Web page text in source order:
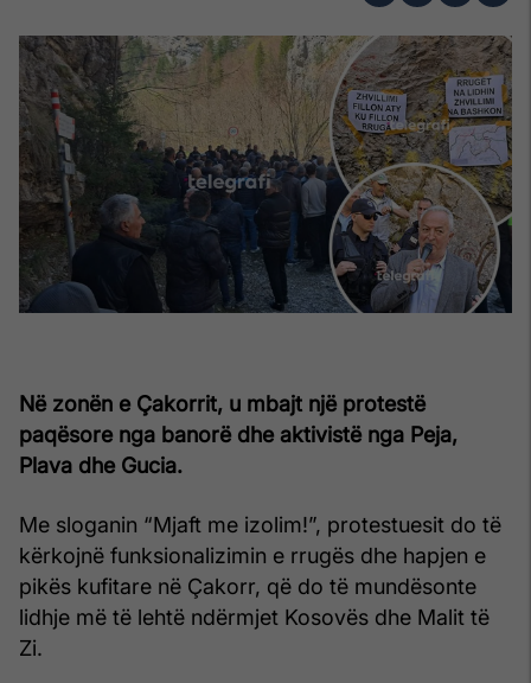
Në zonën e Çakorrit, u mbajt një protestë
paqësore nga banorë dhe aktivistë nga Peja,
Plava dhe Gucia.
Me sloganin “Mjaft me izolim!”, protestuesit do të
kërkojnë funksionalizimin e rrugës dhe hapjen e
pikës kufitare në Çakorr, që do të mundësonte
lidhje më të lehtë ndërmjet Kosovës dhe Malit të
Zi.